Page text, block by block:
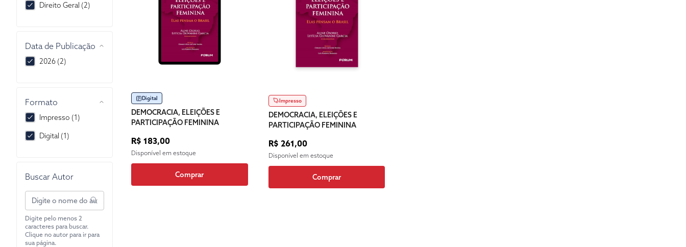
Data de Publicação
2026 (2)
Formato
Impresso (1)
Digital (1)
Direito Geral (2)
Buscar Autor
Digite pelo menos 2
caracteres para buscar.
Clique no autor para ir para
sua página.
Digital
DEMOCRACIA, ELEIÇÕES E
PARTICIPAÇÃO FEMININA
R$ 183,00
Disponível em estoque
Comprar
Impresso
DEMOCRACIA, ELEIÇÕES E
PARTICIPAÇÃO FEMININA
R$ 261,00
Disponível em estoque
Comprar